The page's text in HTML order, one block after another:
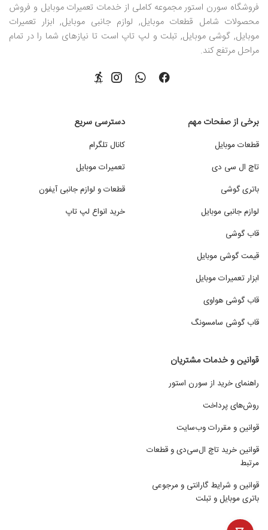
فروشگاه سورن استور مجموعه کاملی از خدمات تعمیرات موبایل و فروش
محصولات شامل قطعات موبایل, لوازم جانبی موبایل, ابزار تعمیرات
موبایل, گوشی موبایل, تبلت و لپ تاپ است تا نیازهای شما را در تمام
مراحل مرتفع کند.
برخی از صفحات مهم
قطعات موبایل
تاچ ال سی دی
باتری گوشی
لوازم جانبی موبایل
قاب گوشی
قیمت گوشی موبایل
ابزار تعمیرات موبایل
قاب گوشی هواوی
قاب گوشی سامسونگ
دسترسی سریع
کانال تلگرام
تعمیرات موبایل
قطعات و لوازم جانبی آیفون
خرید انواع لپ تاپ
قوانین و خدمات مشتریان
راهنمای خرید از سورن استور
روش‌های پرداخت
قوانین و مقررات وب‌سایت
قوانین خرید تاچ ال‌سی‌دی و قطعات
مرتبط
قوانین و شرایط گارانتی و مرجوعی
باتری موبایل و تبلت